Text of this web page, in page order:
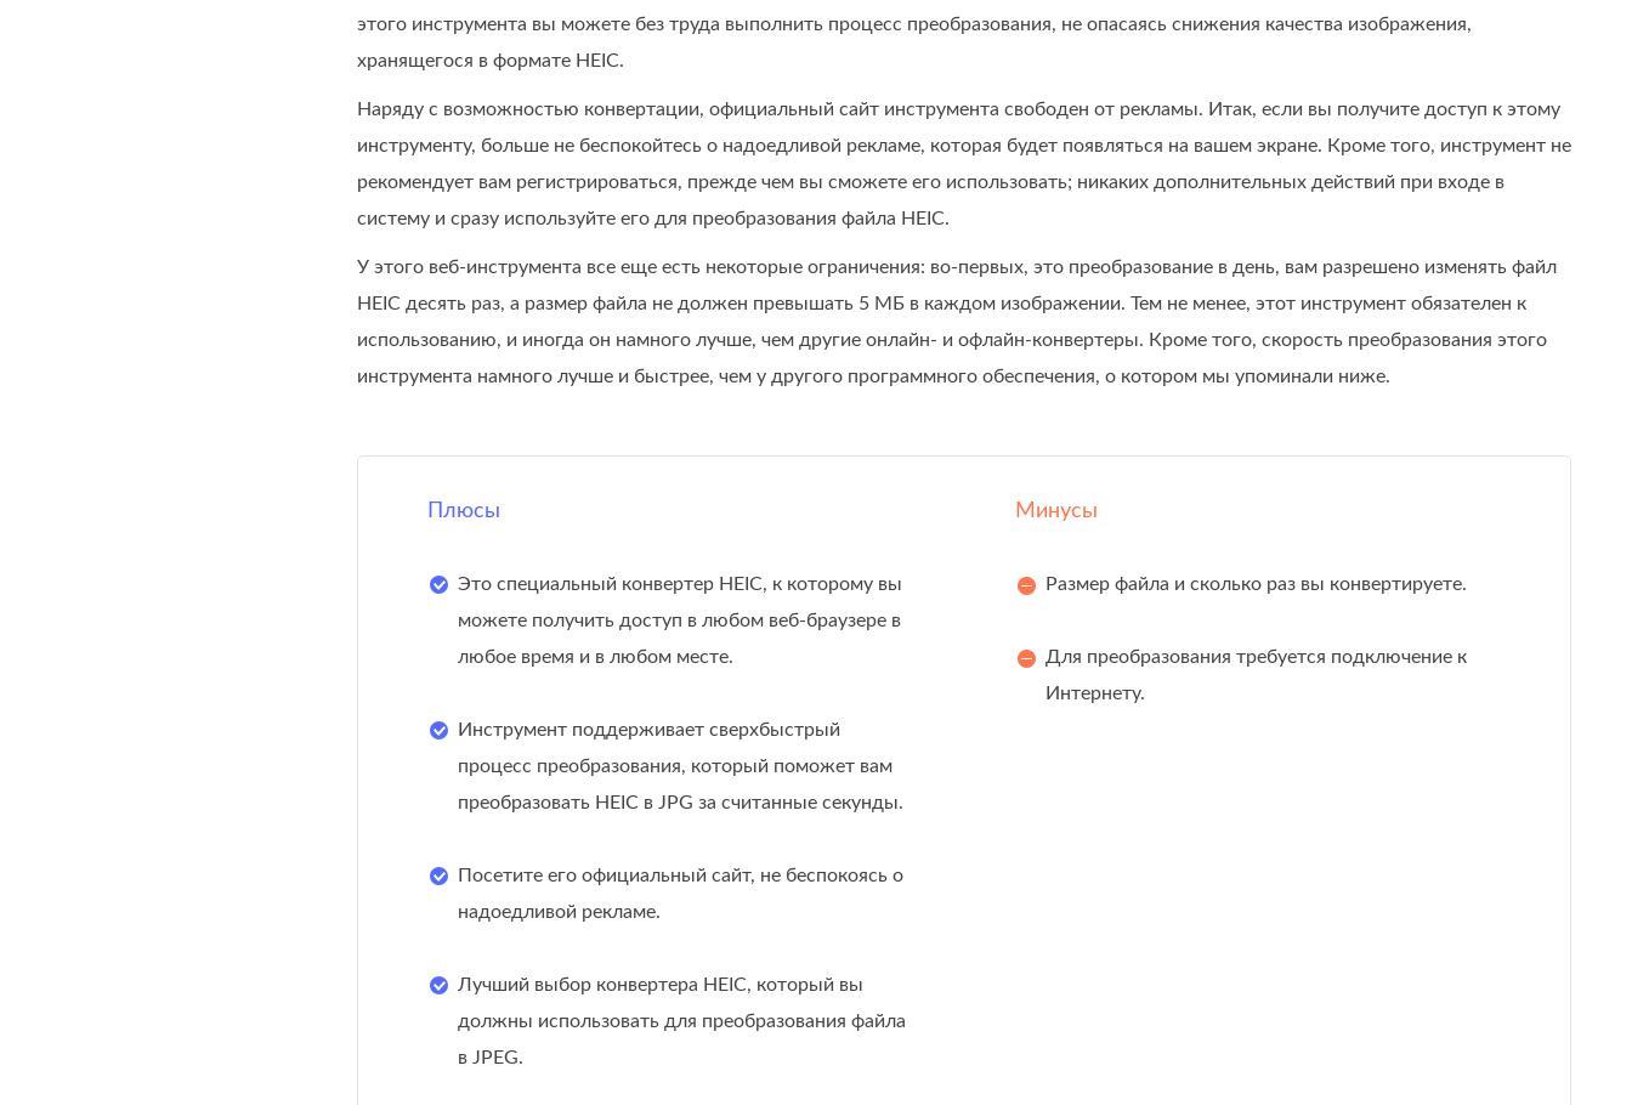
этого инструмента вы можете без труда выполнить процесс преобразования, не опасаясь снижения качества изображения,
хранящегося в формате HEIC.
Наряду с возможностью конвертации, официальный сайт инструмента свободен от рекламы. Итак, если вы получите доступ к этому
инструменту, больше не беспокойтесь о надоедливой рекламе, которая будет появляться на вашем экране. Кроме того, инструмент не
рекомендует вам регистрироваться, прежде чем вы сможете его использовать; никаких дополнительных действий при входе в
систему и сразу используйте его для преобразования файла HEIC.
У этого веб-инструмента все еще есть некоторые ограничения: во-первых, это преобразование в день, вам разрешено изменять файл
HEIC десять раз, а размер файла не должен превышать 5 МБ в каждом изображении. Тем не менее, этот инструмент обязателен к
использованию, и иногда он намного лучше, чем другие онлайн- и офлайн-конвертеры. Кроме того, скорость преобразования этого
инструмента намного лучше и быстрее, чем у другого программного обеспечения, о котором мы упоминали ниже.
Плюсы
Это специальный конвертер HEIC, к которому вы
можете получить доступ в любом веб-браузере в
любое время и в любом месте.
Инструмент поддерживает сверхбыстрый
процесс преобразования, который поможет вам
преобразовать HEIC в JPG за считанные секунды.
Посетите его официальный сайт, не беспокоясь о
надоедливой рекламе.
Лучший выбор конвертера HEIC, который вы
должны использовать для преобразования файла
в JPEG.
Минусы
Размер файла и сколько раз вы конвертируете.
Для преобразования требуется подключение к
Интернету.